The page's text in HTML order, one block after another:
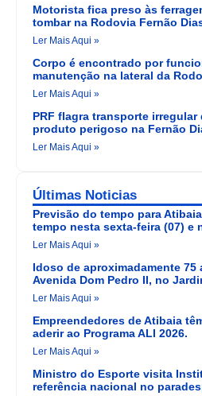
Motorista fica preso às
tombar na Rodovia Fernão
Ler Mais Aqui »
Corpo é encontrado por
manutenção na lateral da
Ler Mais Aqui »
PRF flagra transporte
produto perigoso na Fernão
Ler Mais Aqui »
Últimas Noticias
Previsão do tempo para
tempo nesta sexta-feira (07) e
Ler Mais Aqui »
Idoso de aproximadamente
Avenida Dom Pedro II, no
Ler Mais Aqui »
Empreendedores de Atibaia
aderir ao Programa ALI 2026.
Ler Mais Aqui »
Ministro do Esporte visita
referência nacional no